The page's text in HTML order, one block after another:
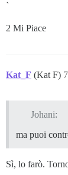
`
2 Mi Piace
Kat_F (Kat F) 7
Johani:
ma puoi
Sì, lo farò.